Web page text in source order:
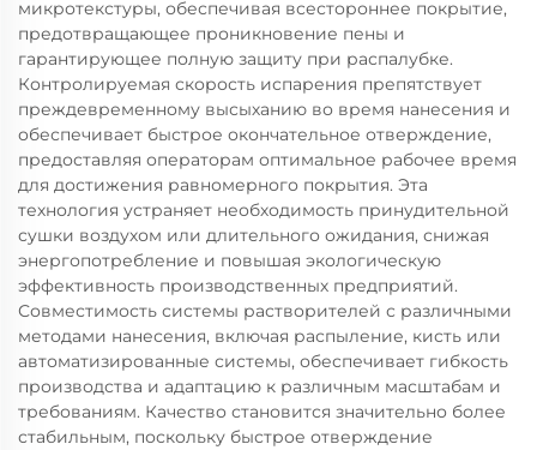
микротекстуры, обеспечивая всестороннее покрытие,
предотвращающее проникновение пены и
гарантирующее полную защиту при распалубке.
Контролируемая скорость испарения препятствует
преждевременному высыханию во время нанесения и
обеспечивает быстрое окончательное отверждение,
предоставляя операторам оптимальное рабочее время
для достижения равномерного покрытия. Эта
технология устраняет необходимость принудительной
сушки воздухом или длительного ожидания, снижая
энергопотребление и повышая экологическую
эффективность производственных предприятий.
Совместимость системы растворителей с различными
методами нанесения, включая распыление, кисть или
автоматизированные системы, обеспечивает гибкость
производства и адаптацию к различным масштабам и
требованиям. Качество становится значительно более
стабильным, поскольку быстрое отверждение